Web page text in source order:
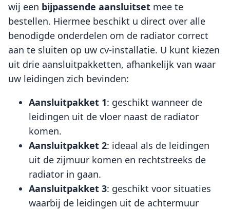
wij een bijpassende aansluitset mee te
bestellen. Hiermee beschikt u direct over alle
benodigde onderdelen om de radiator correct
aan te sluiten op uw cv-installatie. U kunt kiezen
uit drie aansluitpakketten, afhankelijk van waar
uw leidingen zich bevinden:
Aansluitpakket 1: geschikt wanneer de
leidingen uit de vloer naast de radiator
komen.
Aansluitpakket 2: ideaal als de leidingen
uit de zijmuur komen en rechtstreeks de
radiator in gaan.
Aansluitpakket 3: geschikt voor situaties
waarbij de leidingen uit de achtermuur